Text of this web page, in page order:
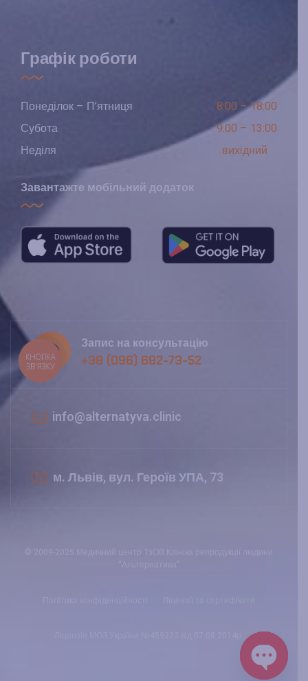
Графік роботи
Понеділок – П’ятниця
8:00 – 18:00
Субота
9:00 – 13:00
Неділя
вихідний
Завантажте мобільний додаток
Запис на консультацію
+38 (096) 682-73-52
info@alternatyva.clinic
м. Львів, вул. Героїв УПА, 73
© 2009-2025 Медичний центр ТзОВ Клініка репродукції людини
КНОПКА
ЗВ'ЯЗКУ